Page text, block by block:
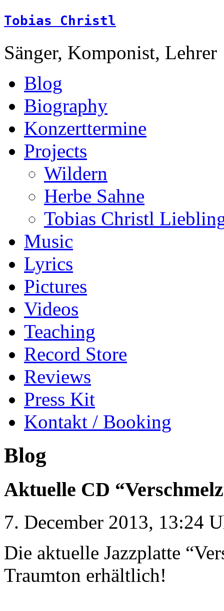
Tobias Christl
Sänger, Komponist, Lehrer
Blog
Biography
Konzerttermine
Projects
Wildern
Herbe Sahne
Tobias Christl
Music
Lyrics
Pictures
Videos
Teaching
Record Store
Reviews
Press Kit
Kontakt / Booking
Blog
Aktuelle CD
7. December 2013, 13:24
Die aktuelle Jazzplatte
Traumton erhältlich!